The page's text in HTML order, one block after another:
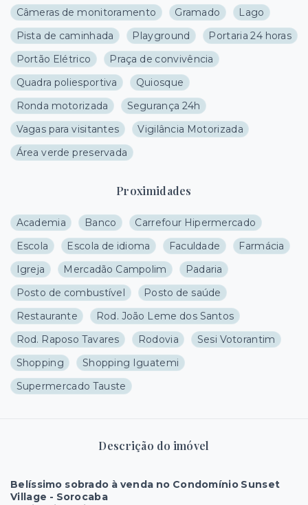
Câmeras de monitoramento
Gramado
Lago
Pista de caminhada
Playground
Portaria 24 horas
Portão Elétrico
Praça de convivência
Quadra poliesportiva
Quiosque
Ronda motorizada
Segurança 24h
Vagas para visitantes
Vigilância Motorizada
Área verde preservada
Proximidades
Academia Banco
Carrefour Hipermercado
Escola
Escola de idioma Faculdade
Farmácia
Igreja
Mercadão Campolim
Padaria
Posto de combustível
Posto de saúde
Restaurante
Rod. João Leme dos Santos
Rod. Raposo Tavares
Rodovia
Sesi Votorantim
Shopping
Shopping Iguatemi
Supermercado Tauste
Descrição do imóvel
Belíssimo sobrado à venda no Condomínio Sunset
Village - Sorocaba